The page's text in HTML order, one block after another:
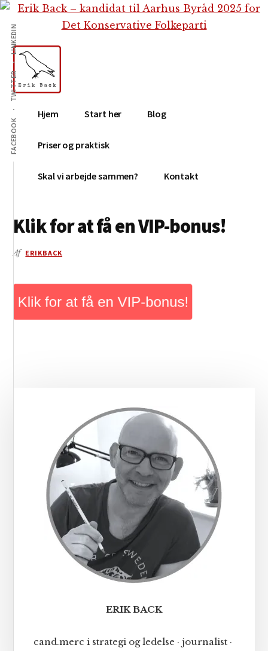
Skip
indhold
Gå
primær
sidebar
Skip
footer
Additional
menu
FACEBOOK
TWITTER
LINKEDIN
Erik
Back
Tekstforfatter,
content
creation,
blog,
medier
Hjem Start her Blog
Priser og praktisk
Skal vi arbejde sammen? Kontakt
Klik for at få en VIP-bonus!
Af ERIKBACK
ERIK BACK
cand.merc i strategi og ledelse · journalist ·